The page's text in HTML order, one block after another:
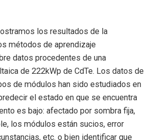
los resultados de la
métodos de aprendizaje
datos procedentes de una
de 222kWp de CdTe. Los datos de
de módulos han sido estudiados en
el estado en que se encuentra
es bajo: afectado por sombra fija,
los módulos están sucios, error
etc. o bien identificar que